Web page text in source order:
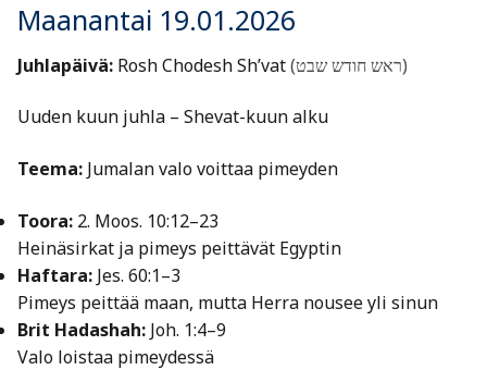
Maanantai 19.01.2026
Juhlapäivä: Rosh Chodesh Sh’vat (ראש חודש שבט)
Uuden kuun juhla – Shevat-kuun alku
Teema: Jumalan valo voittaa pimeyden
Toora: 2. Moos. 10:12–23
Heinäsirkat ja pimeys peittävät Egyptin
Haftara: Jes. 60:1–3
Pimeys peittää maan, mutta Herra nousee yli sinun
Brit Hadashah: Joh. 1:4–9
Valo loistaa pimeydessä